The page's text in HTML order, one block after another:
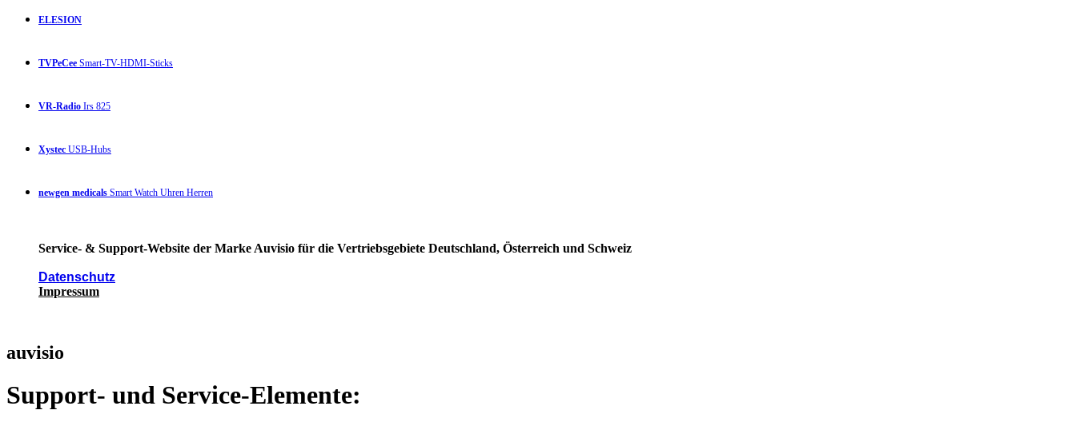
ELESION
TVPeCee Smart-TV-HDMI-Sticks
VR-Radio Irs 825
Xystec USB-Hubs
newgen medicals Smart Watch Uhren Herren
Service- & Support-Website der Marke Auvisio für die Vertriebsgebiete Deutschland, Österreich und Schweiz
Datenschutz
Impressum
auvisio
Support- und Service-Elemente: